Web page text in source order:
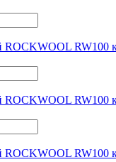
ROCKWOOL RW100
ROCKWOOL RW100
ROCKWOOL RW100